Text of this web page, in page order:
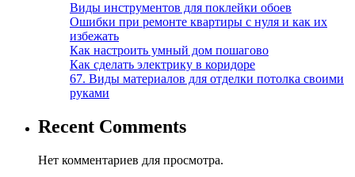
Виды инструментов для поклейки обоев
Ошибки при ремонте квартиры с нуля и как их
избежать
Как настроить умный дом пошагово
Как сделать электрику в коридоре
67. Виды материалов для отделки потолка своими
руками
Recent Comments
Нет комментариев для просмотра.